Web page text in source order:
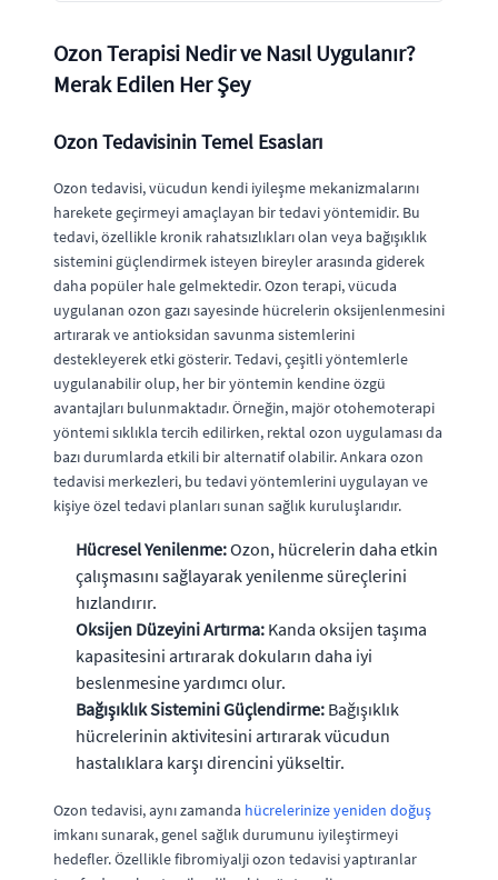
Ozon Terapisi Nedir ve Nasıl Uygulanır?
Merak Edilen Her Şey
Ozon Tedavisinin Temel Esasları
Ozon tedavisi, vücudun kendi iyileşme mekanizmalarını
harekete geçirmeyi amaçlayan bir tedavi yöntemidir. Bu
tedavi, özellikle kronik rahatsızlıkları olan veya bağışıklık
sistemini güçlendirmek isteyen bireyler arasında giderek
daha popüler hale gelmektedir. Ozon terapi, vücuda
uygulanan ozon gazı sayesinde hücrelerin oksijenlenmesini
artırarak ve antioksidan savunma sistemlerini
destekleyerek etki gösterir. Tedavi, çeşitli yöntemlerle
uygulanabilir olup, her bir yöntemin kendine özgü
avantajları bulunmaktadır. Örneğin, majör otohemoterapi
yöntemi sıklıkla tercih edilirken, rektal ozon uygulaması da
bazı durumlarda etkili bir alternatif olabilir. Ankara ozon
tedavisi merkezleri, bu tedavi yöntemlerini uygulayan ve
kişiye özel tedavi planları sunan sağlık kuruluşlarıdır.
Hücresel Yenilenme:Ozon, hücrelerin daha etkin
çalışmasını sağlayarak yenilenme süreçlerini
hızlandırır.
Oksijen Düzeyini Artırma: Kanda oksijen taşıma
kapasitesini artırarak dokuların daha iyi
beslenmesine yardımcı olur.
Bağışıklık Sistemini Güçlendirme: Bağışıklık
hücrelerinin aktivitesini artırarak vücudun
hastalıklara karşı direncini yükseltir.
Ozon tedavisi, aynı zamanda hücrelerinize yeniden doğuş
imkanı sunarak, genel sağlık durumunu iyileştirmeyi
hedefler. Özellikle fibromiyalji ozon tedavisi yaptıranlar